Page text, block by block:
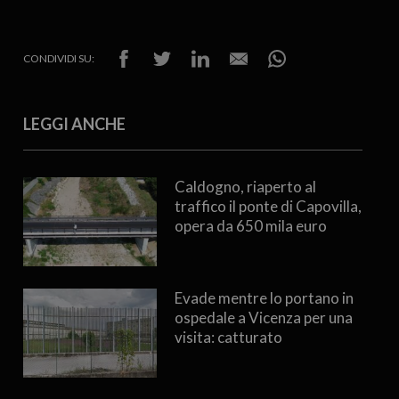
CONDIVIDI SU:
LEGGI ANCHE
Caldogno, riaperto al
traffico il ponte di Capovilla,
opera da 650 mila euro
Evade mentre lo portano in
ospedale a Vicenza per una
visita: catturato